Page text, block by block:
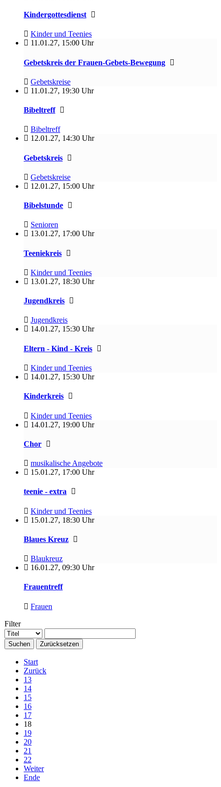
Kindergottesdienst
Kinder und Teenies
11.01.27, 15:00 Uhr
Gebetskreis der Frauen-Gebets-Bewegung
Gebetskreise
11.01.27, 19:30 Uhr
Bibeltreff
Bibeltreff
12.01.27, 14:30 Uhr
Gebetskreis
Gebetskreise
12.01.27, 15:00 Uhr
Bibelstunde
Senioren
13.01.27, 17:00 Uhr
Teeniekreis
Kinder und Teenies
13.01.27, 18:30 Uhr
Jugendkreis
Jugendkreis
14.01.27, 15:30 Uhr
Eltern - Kind - Kreis
Kinder und Teenies
14.01.27, 15:30 Uhr
Kinderkreis
Kinder und Teenies
14.01.27, 19:00 Uhr
Chor
musikalische Angebote
15.01.27, 17:00 Uhr
teenie - extra
Kinder und Teenies
15.01.27, 18:30 Uhr
Blaues Kreuz
Blaukreuz
16.01.27, 09:30 Uhr
Frauentreff
Frauen
Filter
Suchen Zurücksetzen
Start
Zurück
13
14
15
16
17
18
19
20
21
22
Weiter
Ende